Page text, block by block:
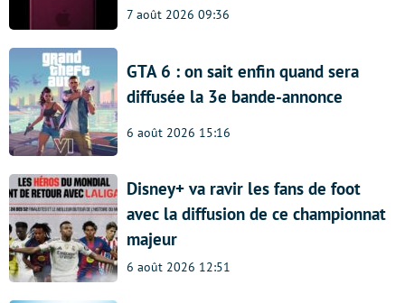
7 août 2026 09:36
GTA 6 : on sait enfin quand sera
diffusée la 3e bande-annonce
6 août 2026 15:16
Disney+ va ravir les fans de foot
avec la diffusion de ce championnat
majeur
6 août 2026 12:51